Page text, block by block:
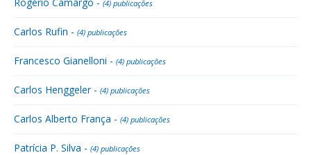
(4) publicações
Carlos Rufin - (4) publicações
Francesco Gianelloni - (4) publicações
Carlos Henggeler - (4) publicações
Carlos Alberto França - (4) publicações
Patrícia P. Silva - (4) publicações